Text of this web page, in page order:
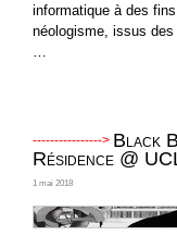
informatique à des
néologisme, issus
Black
Résidence @
1 mai 2018